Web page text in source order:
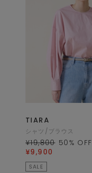
TIARA
シャツ/ブラウス
¥19,800 50 % OFF
¥9,900
SALE